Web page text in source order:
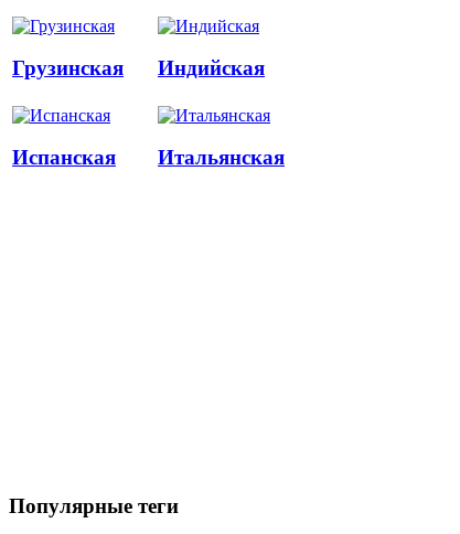
Грузинская Индийская
Испанская Итальянская
Популярные теги